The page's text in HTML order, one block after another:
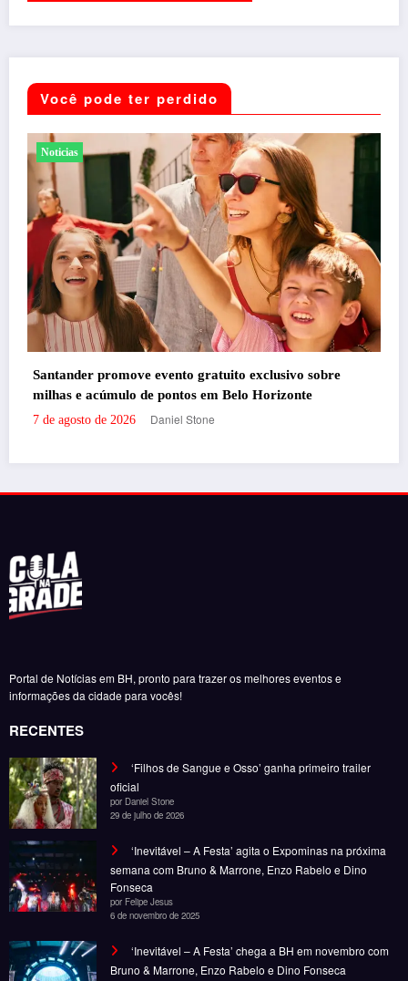
Você pode ter perdido
sobre
Entretenimento Shows
Portal de Notícias em BH, pronto para trazer os melhores eventos e
informações da cidade para vocês!
RECENTES